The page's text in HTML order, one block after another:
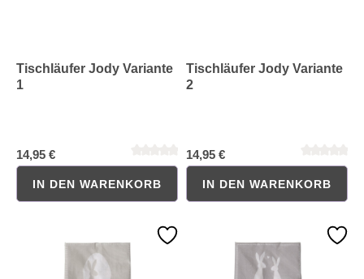
Tischläufer Jody Variante
1
14,95 €
IN DEN WARENKORB
Tischläufer Jody Variante
2
14,95 €
IN DEN WARENKORB